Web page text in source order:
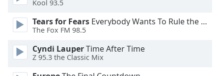
Opacity
Caption
Area
Background
Kool 93.5
Tears for Fears Everybody Wants To Rule the World
The Fox FM 98.5
Cyndi LauperTime After Time
Z 95.3 the Classic Mix